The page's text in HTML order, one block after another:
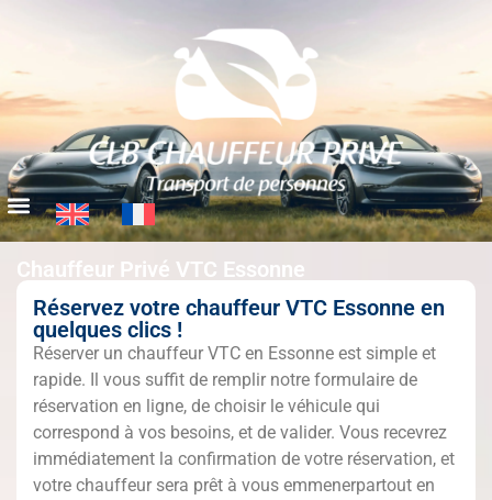
Chauffeur Privé VTC Essonne
Réservez votre chauffeur VTC Essonne en
quelques clics !
Réserver un chauffeur VTC en Essonne est simple et
rapide. Il vous suffit de remplir notre formulaire de
réservation en ligne, de choisir le véhicule qui
correspond à vos besoins, et de valider. Vous recevrez
immédiatement la confirmation de votre réservation, et
votre chauffeur sera prêt à vous emmenerpartout en